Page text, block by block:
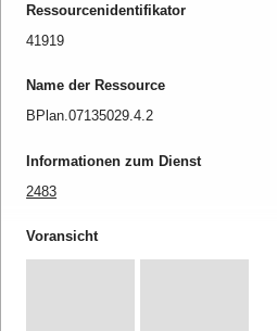
Ressourcenidentifikator
41919
Name der Ressource
BPlan.07135029.4.2
Informationen zum Dienst
2483
Voransicht